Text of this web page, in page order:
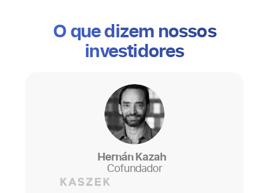
O que dizem nossos
investidores​
Hernán Kazah
Cofundador